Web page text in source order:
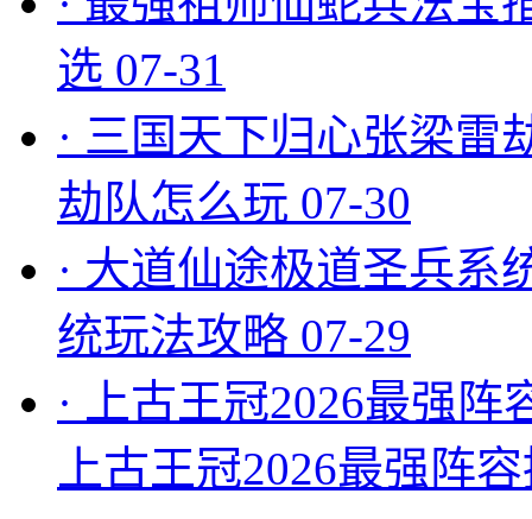
选 07-31
· 三国天下归心张梁雷
劫队怎么玩 07-30
· 大道仙途极道圣兵系
统玩法攻略 07-29
·
上古王冠2026最强
上古王冠2026最强阵